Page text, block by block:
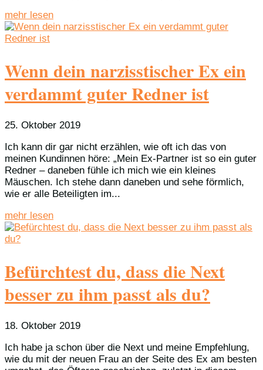
mehr lesen
Wenn dein narzisstischer Ex ein
verdammt guter Redner ist
25. Oktober 2019
Ich kann dir gar nicht erzählen, wie oft ich das von
meinen Kundinnen höre: „Mein Ex-Partner ist so ein guter
Redner – daneben fühle ich mich wie ein kleines
Mäuschen. Ich stehe dann daneben und sehe förmlich,
wie er alle Beteiligten im...
mehr lesen
Befürchtest du, dass die Next
besser zu ihm passt als du?
18. Oktober 2019
Ich habe ja schon über die Next und meine Empfehlung,
wie du mit der neuen Frau an der Seite des Ex am besten